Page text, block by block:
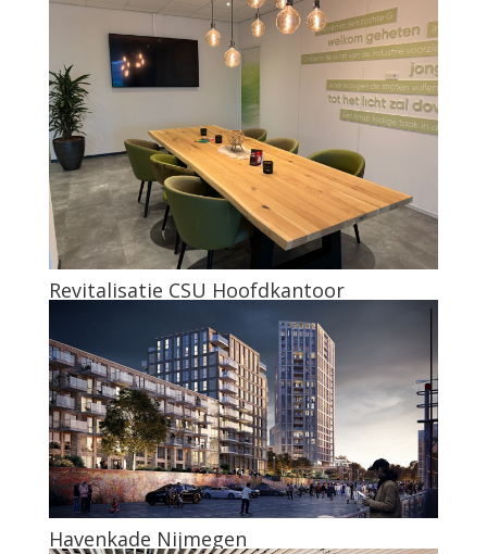
Revitalisatie CSU Hoofdkantoor
Havenkade Nijmegen